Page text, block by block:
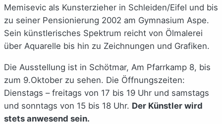
Memisevic als Kunsterzieher in Schleiden/Eifel und bis
zu seiner Pensionierung 2002 am Gymnasium Aspe.
Sein künstlerisches Spektrum reicht von Ölmalerei
über Aquarelle bis hin zu Zeichnungen und Grafiken.
Die Ausstellung ist in Schötmar, Am Pfarrkamp 8, bis
zum 9.Oktober zu sehen. Die Öffnungszeiten:
Dienstags – freitags von 17 bis 19 Uhr und samstags
und sonntags von 15 bis 18 Uhr. Der Künstler wird
stets anwesend sein.